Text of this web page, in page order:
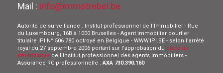
Mail : info@immotrebel.be
Autorité de surveillance : Institut professionnel de l'Immobilier - Rue
du Luxembourg, 16B à 1000 Bruxelles - Agent immobilier courtier
titulaire IPI N° 506 780 octroyé en Belgique - WWW.IPI.BE - selon l'arrêté
royal du 27 septembre 2006 portant sur l'approbation du code de
déontologie de l'Institut professionnel des agents immobiliers -
Assurance RC professionnelle :AXA 730.390.160